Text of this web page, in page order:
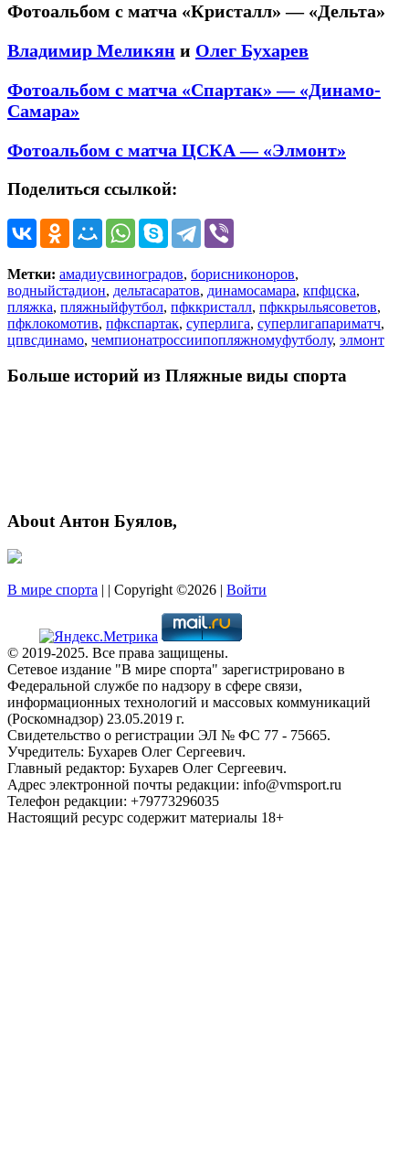
Фотоальбом с матча «Кристалл» — «Дельта»
Владимир Меликян и Олег Бухарев
Фотоальбом с матча «Спартак» — «Динамо-
Самара»
Фотоальбом с матча ЦСКА — «Элмонт»
Поделиться ссылкой:
Метки: амадиусвиноградов, борисниконоров,
водныйстадион, дельтасаратов, динамосамара, кпфцска,
пляжка, пляжныйфутбол, пфккристалл, пфккрыльясоветов,
пфклокомотив, пфкспартак, суперлига, суперлигапариматч,
цпвсдинамо, чемпионатроссиипопляжномуфутболу, элмонт
Больше историй из Пляжные виды спорта
About Антон Буялов,
В мире спорта | | Copyright ©2026 | Войти
© 2019-2025. Все права защищены.
Сетевое издание "В мире спорта" зарегистрировано в
Федеральной службе по надзору в сфере связи,
информационных технологий и массовых коммуникаций
(Роскомнадзор) 23.05.2019 г.
Свидетельство о регистрации ЭЛ № ФС 77 - 75665.
Учредитель: Бухарев Олег Сергеевич.
Главный редактор: Бухарев Олег Сергеевич.
Адрес электронной почты редакции: info@vmsport.ru
Телефон редакции: +79773296035
Настоящий ресурс содержит материалы 18+